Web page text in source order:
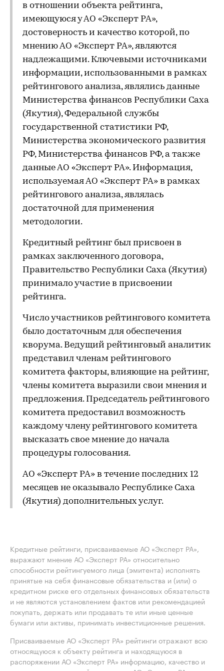
в отношении объекта рейтинга,
имеющуюся у АО «Эксперт РА»,
достоверность и качество которой, по
мнению АО «Эксперт РА», являются
надлежащими. Ключевыми источниками
информации, использованными в рамках
рейтингового анализа, являлись данные
Министерства финансов Республики Саха
(Якутия), Федеральной службы
государственной статистики РФ,
Министерства экономического развития
РФ, Министерства финансов РФ, а также
данные АО «Эксперт РА». Информация,
используемая АО «Эксперт РА» в рамках
рейтингового анализа, являлась
достаточной для применения
методологии.
Кредитный рейтинг был присвоен в
рамках заключенного договора,
Правительство Республики Саха (Якутия)
принимало участие в присвоении
рейтинга.
Число участников рейтингового комитета
было достаточным для обеспечения
кворума. Ведущий рейтинговый аналитик
представил членам рейтингового
комитета факторы, влияющие на рейтинг,
члены комитета выразили свои мнения и
предложения. Председатель рейтингового
комитета предоставил возможность
каждому члену рейтингового комитета
высказать свое мнение до начала
процедуры голосования.
АО «Эксперт РА» в течение последних 12
месяцев не оказывало Республике Саха
(Якутия) дополнительных услуг.
Кредитные рейтинги, присваиваемые АО «Эксперт РА»,
выражают мнение АО «Эксперт РА» относительно
способности рейтингуемого лица (эмитента) исполнять
принятые на себя финансовые обязательства и (или) о
кредитном риске его отдельных финансовых обязательств
и не являются установлением фактов или рекомендацией
покупать, держать или продавать те или иные ценные
бумаги или активы, принимать инвестиционные решения.
Присваиваемые АО «Эксперт РА» рейтинги отражают всю
относящуюся к объекту рейтинга и находящуюся в
распоряжении АО «Эксперт РА» информацию, качество и